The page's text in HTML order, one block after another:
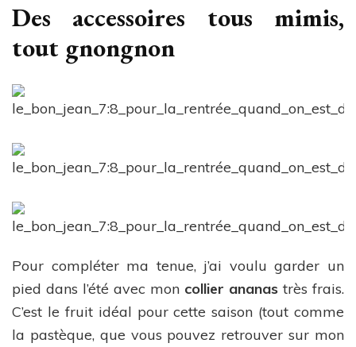
Des accessoires tous mimis,
tout gnongnon
Pour compléter ma tenue, j’ai voulu garder un
pied dans l’été avec mon collier ananas très frais.
C’est le fruit idéal pour cette saison (tout comme
la pastèque, que vous pouvez retrouver sur mon